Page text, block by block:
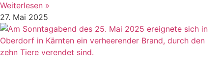
Weiterlesen »
27. Mai 2025